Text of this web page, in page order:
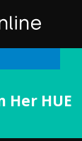
Her HUE